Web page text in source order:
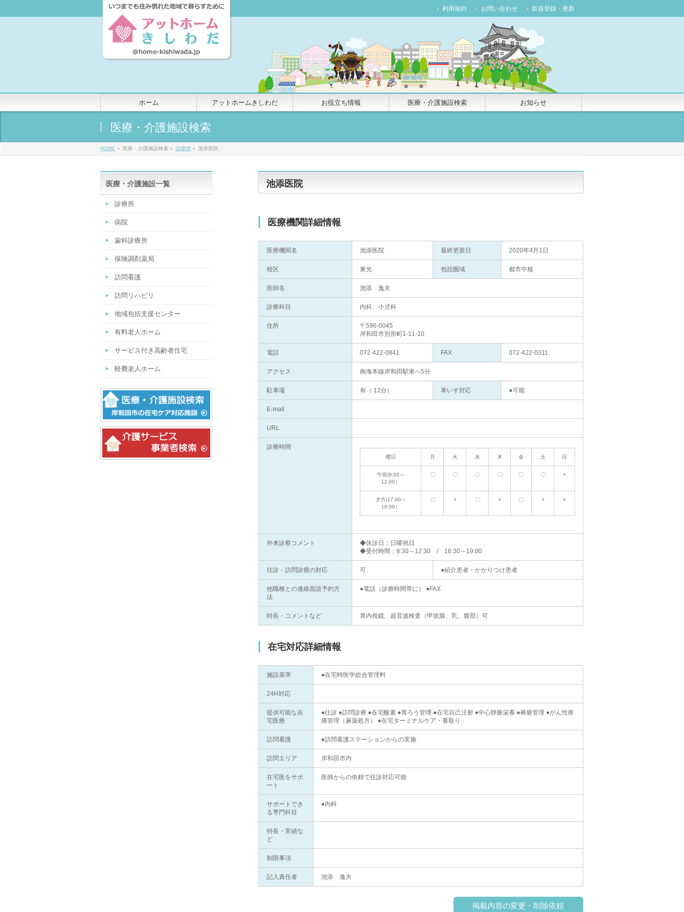
新規登録・更新
お問い合わせ
利用規約
ホーム アットホームきしわだ お役立ち情報 医療・介護施設検索 お知らせ
医療・介護施設検索
HOME » 医療・介護施設検索 » 診療所 » 池添医院
池添医院
医療機関詳細情報
医療機関名 池添医院 最終更新日 2020年4月1日
校区 東光 包括圏域 都市中核
医師名 池添 逸夫
診療科目 内科、小児科
住所
〒596-0045
岸和田市別所町1-11-10
電話 072-422-0841 FAX 072-422-0311
アクセス 南海本線岸和田駅東へ5分
駐車場 有（ 12台） 車いす対応 ●可能
E-mail
URL
診療時間
曜日 月 火 水 木 金 土 日
午前(9:00～
12:00）
〇 〇 〇 〇 〇 〇 ×
夕方(17:00～
19:00）
〇 × 〇 × 〇 × ×
外来診察コメント
◆休診日：日曜祝日
◆受付時間：8:30～12:30 / 16:30～19:00
往診・訪問診療の対応 可 ●紹介患者・かかりつけ患者
他職種との連絡面談予約方
法
●電話（診療時間帯に） ●FAX
特長・コメントなど 胃内視鏡、超音波検査（甲状腺、乳、腹部）可
在宅対応詳細情報
施設基準 ●在宅時医学総合管理料
24H対応
提供可能な在
宅医療
●往診 ●訪問診療 ●在宅酸素 ●胃ろう管理 ●在宅自己注射 ●中心静脈栄養 ●褥瘡管理 ●がん性疼
痛管理（麻薬処方） ●在宅ターミナルケア・看取り
訪問看護 ●訪問看護ステーションからの実施
訪問エリア 岸和田市内
在宅医をサポ
ート
医師からの依頼で往診対応可能
サポートでき
る専門科目
●内科
特長・実績な
ど
制限事項
記入責任者 池添 逸夫
掲載内容の変更・削除依頼
医療・介護施設一覧
診療所
病院
歯科診療所
保険調剤薬局
訪問看護
訪問リハビリ
地域包括支援センター
有料老人ホーム
サービス付き高齢者住宅
軽費老人ホーム